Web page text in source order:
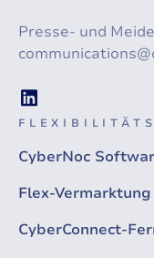
Presse- und
CyberNoc
Flex-Vermarktung
CyberConnect-